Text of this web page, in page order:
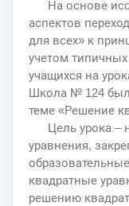
На основе
аспектов
для всех» к
учетом
учащихся на
Школа № 124 был
теме «Решение
Цель урока –
уравнения,
квадратные
решению